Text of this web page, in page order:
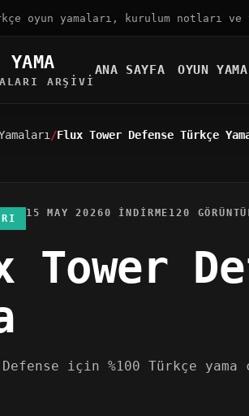
oyun yamaları, kurulum notları
YAMA
ARŞIVI
ANA SAYFA OYUN
Flux Tower Defense Türkçe
15 MAY 20260 INDIRME 120
Tower
Defense için %100 Türkçe